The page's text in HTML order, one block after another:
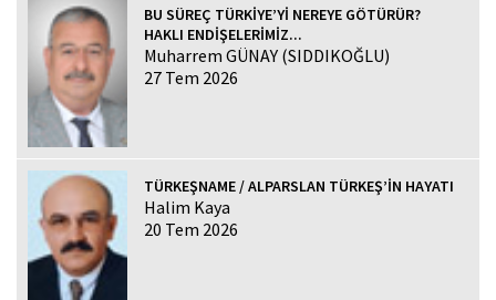
BU SÜREÇ TÜRKİYE’Yİ NEREYE GÖTÜRÜR?
HAKLI ENDİŞELERİMİZ...
Muharrem GÜNAY (SIDDIKOĞLU)
27 Tem 2026
TÜRKEŞNAME / ALPARSLAN TÜRKEŞ’İN HAYATI
Halim Kaya
20 Tem 2026